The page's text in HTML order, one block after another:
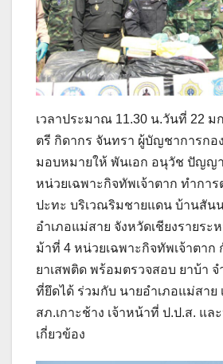
เวลาประมาณ 11.30 น.วันที่ 22 ม
ตรี กิดากร จันทรา ผู้บัญชาการกอ
มอบหมายให้ พันเอก อนุวัช ปัญญ
หน่วยเฉพาะกิจทัพเจ้าตาก ทำกา
ปะทะ บริเวณริมชายแดน บ้านสันน
อำเภอแม่สาย จังหวัดเชียงรายระ
ม้าที่ 4 หน่วยเฉพาะกิจทัพเจ้าตาก
ยาเสพติด พร้อมตรวจสอบ ยาบ้า
ที่ยึดได้ ร่วมกับ นายอำเภอแม่สาย
สภ.เกาะช้าง เจ้าหน้าที่ ป.ป.ส. แล
เกี่ยวข้อง